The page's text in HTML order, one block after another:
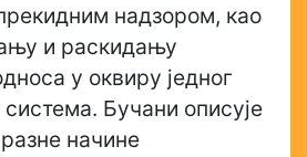
надзором, као
и раскидању
у оквиру једног
Бучани описује
начине